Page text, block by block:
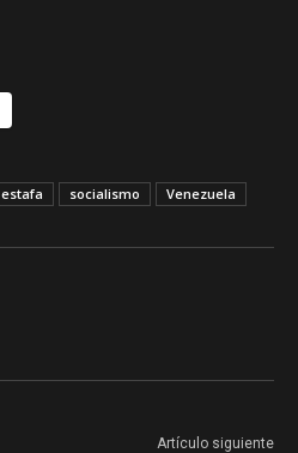
estafa socialismo Venezuela
Artículo siguiente